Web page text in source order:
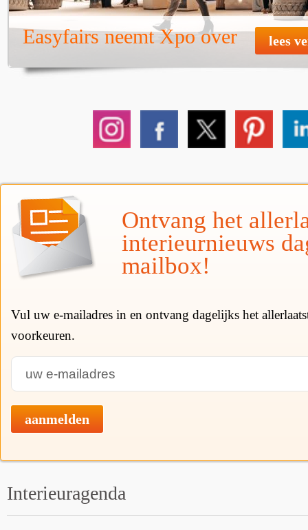
Easyfairs neemt Xpo over lees
Ontvang het
interieurnieuws
mailbox!
Vul uw e-mailadres in en ontvang dagelijks het
voorkeuren.
aanmelden
Interieuragenda